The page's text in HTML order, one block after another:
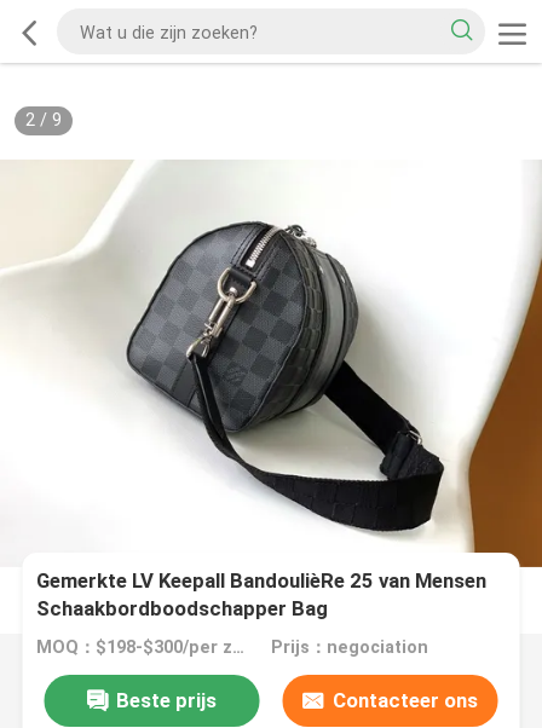
2/ 9
Gemerkte LV Keepall BandoulièRe 25 van Mensen
Schaakbordboodschapper Bag
MOQ：$198-$300/per zak Prijs：negociation
Beste prijs Contacteer ons